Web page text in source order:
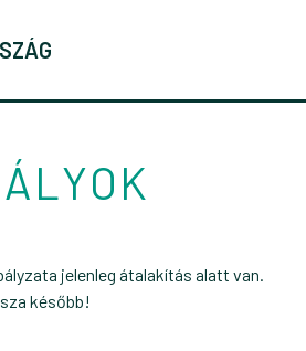
jelenleg átalakítás alatt van.
később!